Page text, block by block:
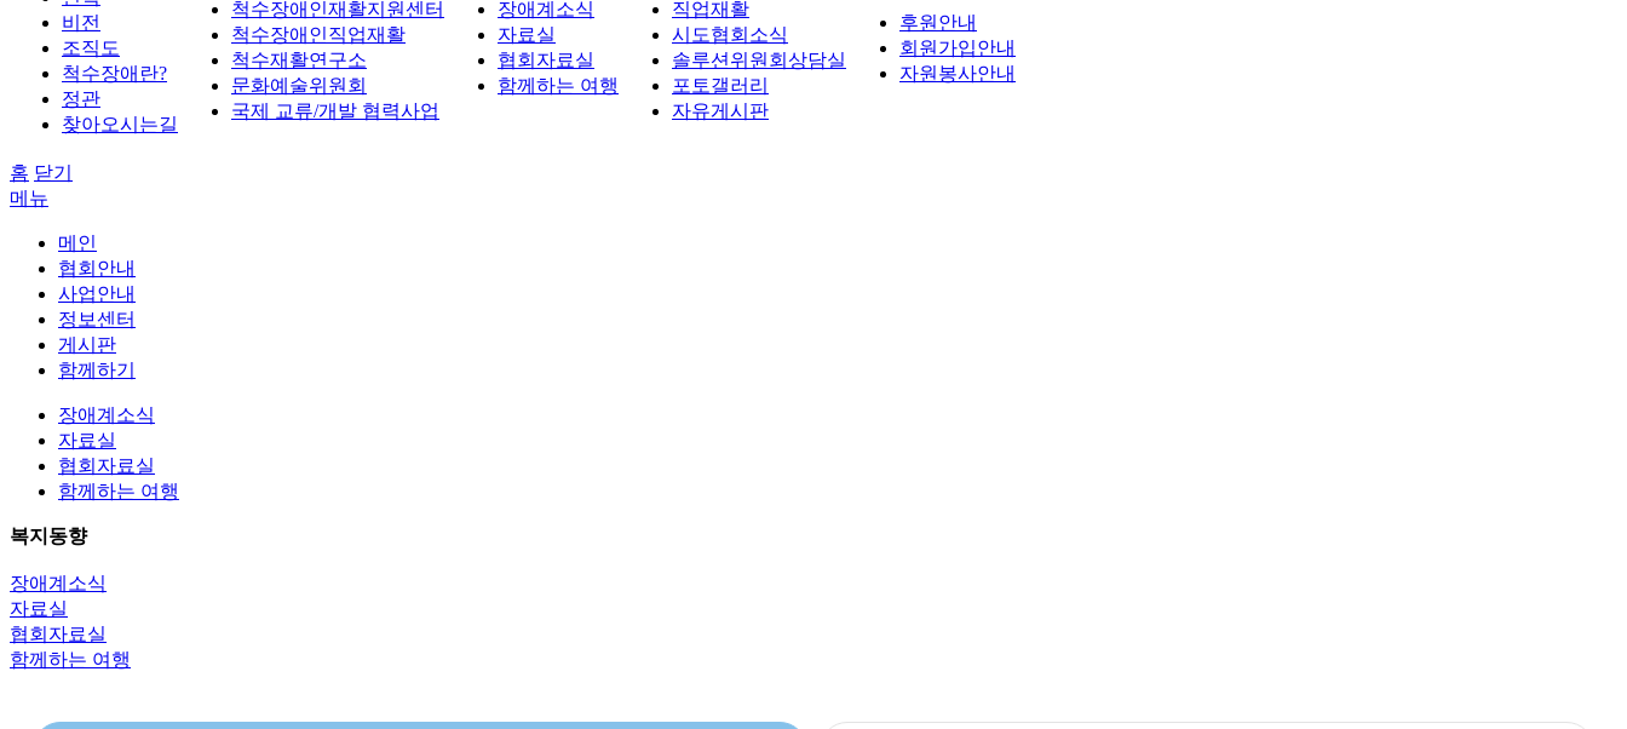
비전
조직도
척수장애란?
정관
찾아오시는길
척수장애인재활지원센터
척수장애인직업재활
척수재활연구소
문화예술위원회
국제 교류/개발 협력사업
장애계소식
자료실
협회자료실
함께하는 여행
직업재활
시도협회소식
솔루션위원회상담실
포토갤러리
자유게시판
후원안내
회원가입안내
자원봉사안내
홈 닫기
메뉴
메인
협회안내
사업안내
정보센터
게시판
함께하기
장애계소식
자료실
협회자료실
함께하는 여행
복지동향
장애계소식
자료실
협회자료실
함께하는 여행